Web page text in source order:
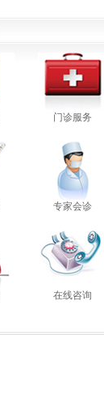
门诊服务
专家会诊
在线咨询